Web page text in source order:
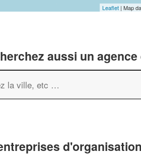
Leaflet | Map
aussi un